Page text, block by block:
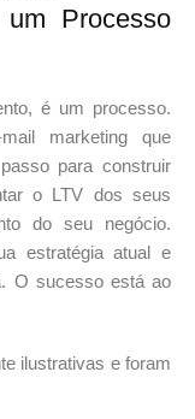
Processo
é um processo.
marketing que
para construir
o LTV dos seus
do seu negócio.
estratégia atual e
O sucesso está ao
ilustrativas e foram